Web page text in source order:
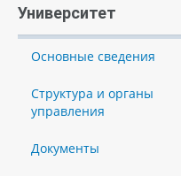
Университет
Основные сведения
Структура и органы
управления
Документы